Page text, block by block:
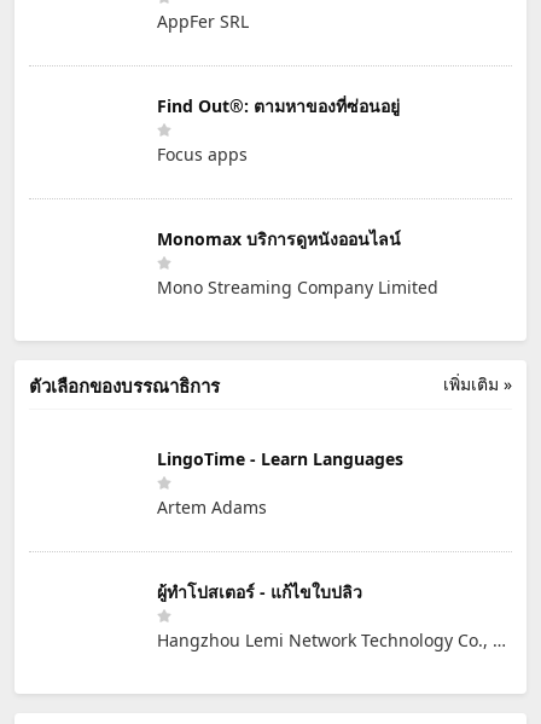
AppFer SRL
Find Out®: ตามหาของที่ซ่อนอยู่
Focus apps
Monomax บริการดูหนังออนไลน์
Mono Streaming Company Limited
เพิ่มเติม »
ตัวเลือกของบรรณาธิการ
LingoTime - Learn Languages
Artem Adams
ผู้ทำโปสเตอร์ - แก้ไขใบปลิว
Hangzhou Lemi Network Technology Co., Ltd